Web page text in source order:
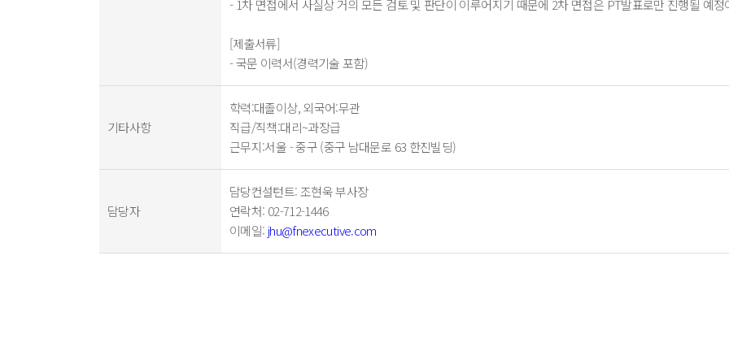
- 1차 면접에서 사실상 거의 모든 검토 및 판단이 이루어지기 때문에 2차 면접은 PT발표로만 진행될 예정
[제출서류]
- 국문 이력서(경력기술 포함)
기타사항
학력:대졸이상, 외국어:무관
직급/직책:대리~과장급
근무지:서울 - 중구 (중구 남대문로 63 한진빌딩)
담당자
담당컨설턴트: 조현욱 부사장
연락처: 02-712-1446
이메일: jhu@fnexecutive.com